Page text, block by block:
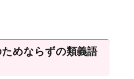
めならずの類義語